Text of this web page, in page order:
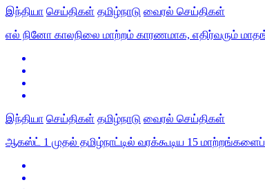
இந்தியா செய்திகள் தமிழ்நாடு வைரல் செய்திகள்
எல் நினோ காலநிலை மாற்றம் காரணமாக, எதிர்வரும்
இந்தியா செய்திகள் தமிழ்நாடு வைரல் செய்திகள்
ஆகஸ்ட் 1 முதல் தமிழ்நாட்டில் வரக்கூடிய 15